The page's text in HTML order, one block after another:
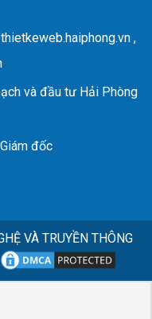
,
và đầu tư Hải Phòng
đốc
VÀ TRUYỀN THÔNG